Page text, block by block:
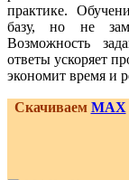
практике.
базу, но не
Возможность
ответы ускоряет
экономит время и
Скачиваем MAX